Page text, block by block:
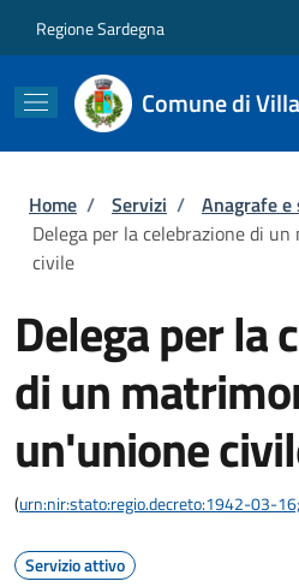
Regione Sardegna
Comune di
Briciole di pane
Home / Servizi / Anagrafe
Delega per la celebrazione di
civile
Delega per la
di un
un'unione
(urn:nir:stato:regio.decreto:1942-03-
Servizio attivo